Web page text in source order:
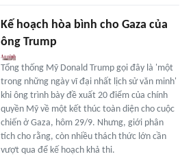
Kế hoạch hòa bình cho Gaza của
ông Trump
Tổng thống Mỹ Donald Trump gọi đây là 'một
trong những ngày vĩ đại nhất lịch sử văn minh'
khi ông trình bày đề xuất 20 điểm của chính
quyền Mỹ về một kết thúc toàn diện cho cuộc
chiến ở Gaza, hôm 29/9. Nhưng, giới phân
tích cho rằng, còn nhiều thách thức lớn cần
vượt qua để kế hoạch khả thi.